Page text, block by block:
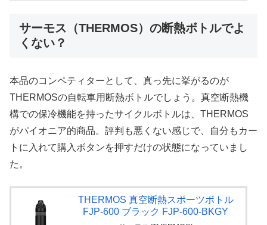
サーモス（THERMOS）の断熱ボトルでよ
くない？
本品のコンペティターとして、真っ先に挙がるのが
THERMOSの自転車用断熱ボトルでしょう。真空断熱機
構での保冷機能を持ったサイクルボトルは、THERMOS
がパイオニア的商品。評判も悪くない感じで、自分もカー
トに入れて購入ボタンを押すだけの状態になっていまし
た。
THERMOS 真空断熱スポーツボトル
FJP-600 ブラック FJP-600-BKGY